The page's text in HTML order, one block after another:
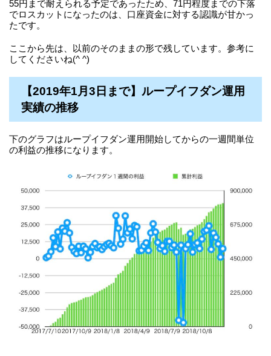
55円まで耐えられる予定であったため、71円程度までの下落
でロスカットになったのは、口座資金に対する認識が甘かっ
たです。
ここから先は、以前のそのままの形で残しています。参考に
してくださいね(^ ^)
【2019年1月3日まで】ループイフダン運用
実績の推移
下のグラフはループイフダン運用開始してからの一週間単位
の利益の推移になります。